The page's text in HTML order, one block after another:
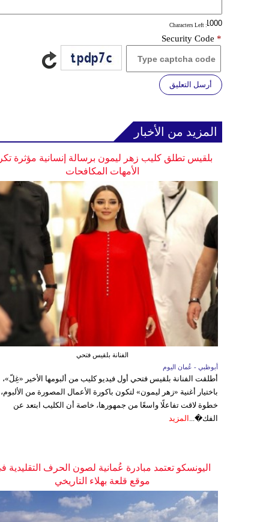
: Characters Left
Security Code *
أرسل التعليق
المزيد من الأخبار
بلقيس تطلق كليب زهر ليمون برسالة إنسانية مؤثرة
الأمهات المكافحات
الفنانة بلقيس فتحي
أبوظبي - عُمان اليوم
أطلقت الفنانة بلقيس فتحي أول فيديو كليب من ألبومها الأخير «غِلّ»،
باختيار أغنية «زهر ليمون» لتكون باكورة الأعمال المصورة من
خطوة لاقت تفاعلًا واسعًا من جمهورها، خاصة أن الكليب ابتعد عن
الفك�... المزيد
اليونسكو تعتمد مبادرة عُمانية لصون الحرف التقليدية
موقع قلعة بهلاء التاريخي